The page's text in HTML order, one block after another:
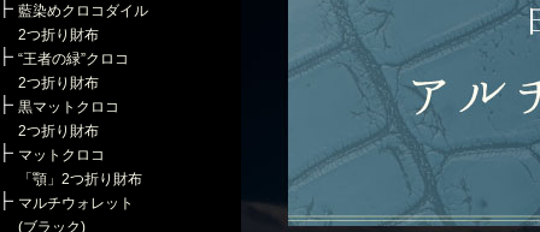
藍染めクロコダイル
2つ折り財布
“王者の緑”クロコ
2つ折り財布
黒マットクロコ
2つ折り財布
マットクロコ
「顎」2つ折り財布
マルチウォレット
(ブラック)